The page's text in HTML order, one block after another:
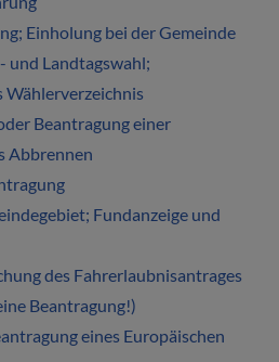
Einholung bei der Gemeinde
und Landtagswahl;
Wählerverzeichnis
Beantragung einer
Abbrennen
Fundanzeige und
des Fahrerlaubnisantrages
Beantragung!)
eines Europäischen